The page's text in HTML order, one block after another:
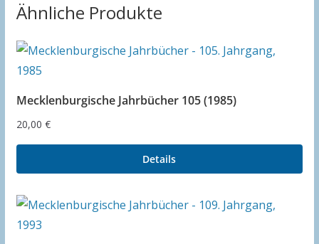
Ähnliche Produkte
Mecklenburgische Jahrbücher 105 (1985)
20,00 €
Details